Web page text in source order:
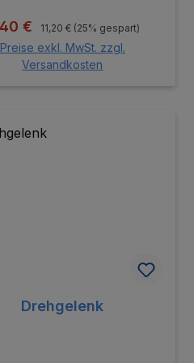
€ Regulärer Preis:
11,20 € (25% gespart)
Preise exkl. MwSt. zzgl.
Versandkosten
Drehgelenk